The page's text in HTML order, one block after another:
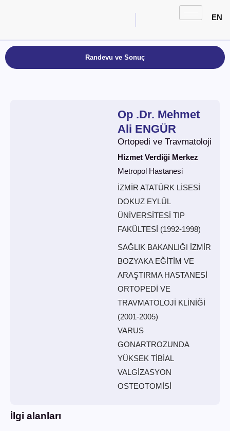
EN
Randevu ve Sonuç
Op .Dr. Mehmet
Ali ENGÜR
Ortopedi ve Travmatoloji
Hizmet Verdiği Merkez
Metropol Hastanesi
İZMİR ATATÜRK LİSESİ
DOKUZ EYLÜL
ÜNİVERSİTESİ TIP
FAKÜLTESİ (1992-1998)
SAĞLIK BAKANLIĞI İZMİR
BOZYAKA EĞİTİM VE
ARAŞTIRMA HASTANESİ
ORTOPEDİ VE
TRAVMATOLOJİ KLİNİĞİ
(2001-2005)
VARUS
GONARTROZUNDA
YÜKSEK TİBİAL
VALGİZASYON
OSTEOTOMİSİ
İlgi alanları